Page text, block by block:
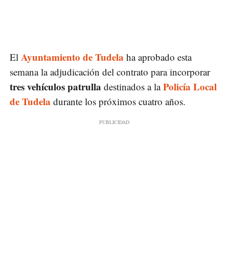
El Ayuntamiento de Tudela ha aprobado esta
semana la adjudicación del contrato para incorporar
tres vehículos patrulla destinados a laPolicía Local
de Tudela durante los próximos cuatro años.